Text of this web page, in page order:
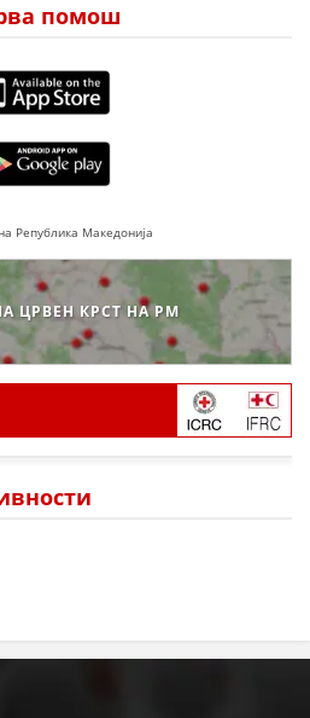
помош
Република Македонија
ЦРВЕН КРСТ НА РМ